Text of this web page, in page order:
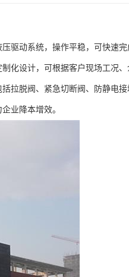
驱动系统，操作平稳，可快速完
化设计，可根据客户现场工况、
拉脱阀、紧急切断阀、防静电接
业降本增效。